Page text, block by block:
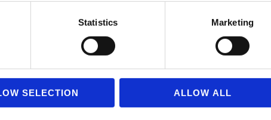
Statistics Marketing
SELECTION ALLOW ALL
welcher Stufe ihr gerade seid, braucht ihr einen anderen nächsten
ihr in Tools investiert.
Compliance oder Adoption.
zu halten.